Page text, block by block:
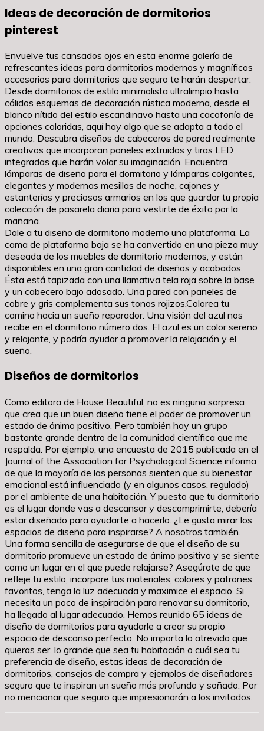
Ideas de decoración de dormitorios
pinterest
Envuelve tus cansados ojos en esta enorme galería de
refrescantes ideas para dormitorios modernos y magníficos
accesorios para dormitorios que seguro te harán despertar.
Desde dormitorios de estilo minimalista ultralimpio hasta
cálidos esquemas de decoración rústica moderna, desde el
blanco nítido del estilo escandinavo hasta una cacofonía de
opciones coloridas, aquí hay algo que se adapta a todo el
mundo. Descubra diseños de cabeceros de pared realmente
creativos que incorporan paneles extruidos y tiras LED
integradas que harán volar su imaginación. Encuentra
lámparas de diseño para el dormitorio y lámparas colgantes,
elegantes y modernas mesillas de noche, cajones y
estanterías y preciosos armarios en los que guardar tu propia
colección de pasarela diaria para vestirte de éxito por la
mañana.
Dale a tu diseño de dormitorio moderno una plataforma. La
cama de plataforma baja se ha convertido en una pieza muy
deseada de los muebles de dormitorio modernos, y están
disponibles en una gran cantidad de diseños y acabados.
Ésta está tapizada con una llamativa tela roja sobre la base
y un cabecero bajo adosado. Una pared con paneles de
cobre y gris complementa sus tonos rojizos.Colorea tu
camino hacia un sueño reparador. Una visión del azul nos
recibe en el dormitorio número dos. El azul es un color sereno
y relajante, y podría ayudar a promover la relajación y el
sueño.
Diseños de dormitorios
Como editora de House Beautiful, no es ninguna sorpresa
que crea que un buen diseño tiene el poder de promover un
estado de ánimo positivo. Pero también hay un grupo
bastante grande dentro de la comunidad científica que me
respalda. Por ejemplo, una encuesta de 2015 publicada en el
Journal of the Association for Psychological Science informa
de que la mayoría de las personas sienten que su bienestar
emocional está influenciado (y en algunos casos, regulado)
por el ambiente de una habitación. Y puesto que tu dormitorio
es el lugar donde vas a descansar y descomprimirte, debería
estar diseñado para ayudarte a hacerlo. ¿Le gusta mirar los
espacios de diseño para inspirarse? A nosotros también.
Una forma sencilla de asegurarse de que el diseño de su
dormitorio promueve un estado de ánimo positivo y se siente
como un lugar en el que puede relajarse? Asegúrate de que
refleje tu estilo, incorpore tus materiales, colores y patrones
favoritos, tenga la luz adecuada y maximice el espacio. Si
necesita un poco de inspiración para renovar su dormitorio,
ha llegado al lugar adecuado. Hemos reunido 65 ideas de
diseño de dormitorios para ayudarle a crear su propio
espacio de descanso perfecto. No importa lo atrevido que
quieras ser, lo grande que sea tu habitación o cuál sea tu
preferencia de diseño, estas ideas de decoración de
dormitorios, consejos de compra y ejemplos de diseñadores
seguro que te inspiran un sueño más profundo y soñado. Por
no mencionar que seguro que impresionarán a los invitados.